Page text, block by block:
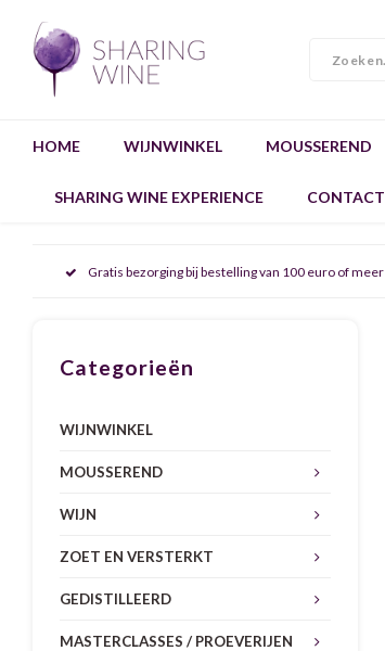
HOME WIJNWINKEL MOUSSEREND
SHARING WINE EXPERIENCE CONTACT
Gratis bezorging bij bestelling van 100 euro of meer
Categorieën
WIJNWINKEL
MOUSSEREND
WIJN
ZOET EN VERSTERKT
GEDISTILLEERD
MASTERCLASSES / PROEVERIJEN